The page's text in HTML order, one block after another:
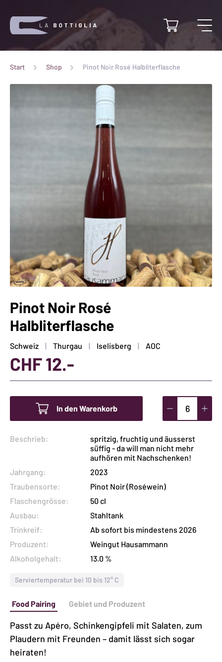
Start Shop Pinot Noir Rosé Halbliterflasche
Pinot Noir Rosé
Halbliterflasche
Schweiz Thurgau Iselisberg AOC
CHF12.-
Rosé
In den Warenkorb
Beschrieb:
spritzig, fruchtig und äusserst
süffig - da will man nicht mehr
aufhören mit Nachschenken!
Jahrgang:
2023
Traubensorte:
Pinot Noir (Roséwein)
Flaschengrösse:
50 cl
Ausbau:
Stahltank
Trinkreif:
Ab sofort bis mindestens 2026
Produzent:
Weingut Hausammann
Alkoholgehalt:
13.0 %
Serviertemperatur bei 10 bis 12° C
Food Pairing Gebiet und Produzent
Passt zu Apéro, Schinkengipfeli mit Salaten, zum
Plaudern mit Freunden – damit lässt sich sogar
heiraten!